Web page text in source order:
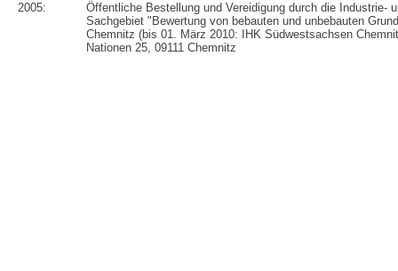
2005:
Öffentliche Bestellung und Vereidigung durch die Industrie-
Sachgebiet "Bewertung von bebauten und unbebauten
Chemnitz (bis 01. März 2010: IHK Südwestsachsen
Nationen 25, 09111 Chemnitz